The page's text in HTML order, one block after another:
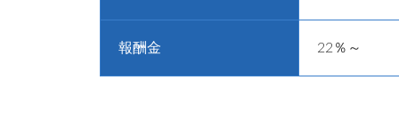
報酬金 22％～